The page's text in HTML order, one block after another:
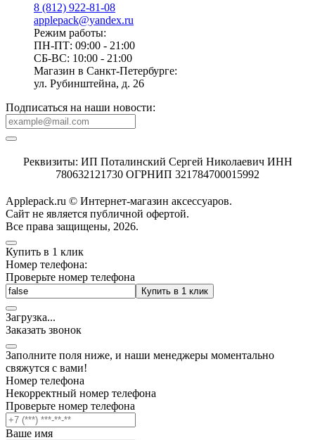
8 (812) 922-81-08
applepack@yandex.ru
Режим работы:
ПН-ПТ: 09:00 - 21:00
СБ-ВС: 10:00 - 21:00
Магазин в Санкт-Петербурге:
ул. Рубинштейна, д. 26
Подписаться на наши новости:
Реквизиты: ИП Поталинский Сергей Николаевич ИНН
780632121730 ОГРНИП 321784700015992
Applepack.ru © Интернет-магазин аксессуаров.
Cайт не является публичной офертой.
Все права защищены, 2026.
Купить в 1 клик
Номер телефона:
Проверьте номер телефона
Купить в 1 клик
Загрузка...
Заказать звонок
Заполните поля ниже, и наши менеджеры моментально
свяжутся с вами!
Номер телефона
Некорректный номер телефона
Проверьте номер телефона
Ваше имя